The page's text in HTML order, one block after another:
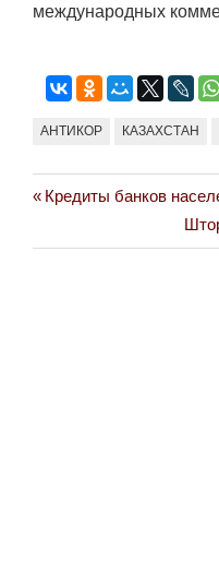
международных
АНТИКОР КАЗАХСТАН
Навигация
по
Previous
Кредиты банков
Next
Post: